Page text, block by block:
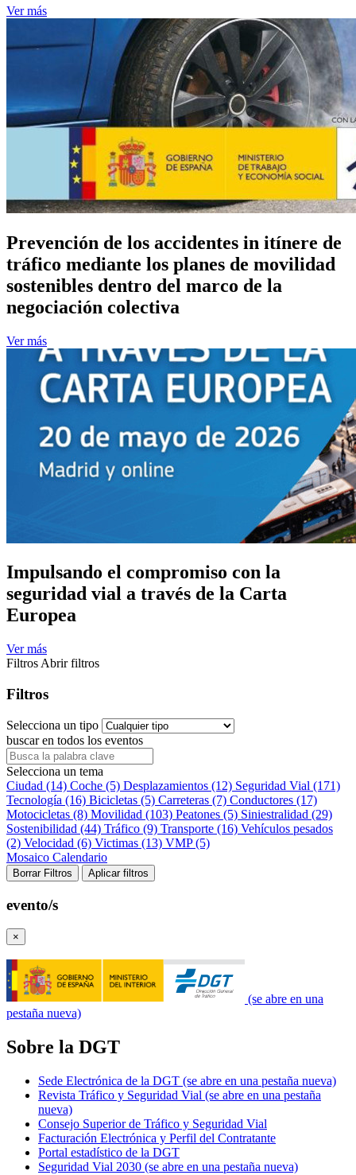
Ver más
Prevención de los accidentes in itínere de
tráfico mediante los planes de movilidad
sostenibles dentro del marco de la
negociación colectiva
Ver más
Impulsando el compromiso con la
seguridad vial a través de la Carta
Europea
Ver más
Filtros Abrir filtros
Filtros
Selecciona un tipo
buscar en todos los eventos
Selecciona un tema
Ciudad (14) Coche (5) Desplazamientos (12) Seguridad Vial (171)
Tecnología (16) Bicicletas (5) Carreteras (7) Conductores (17)
Motocicletas (8) Movilidad (103) Peatones (5) Siniestralidad (29)
Sostenibilidad (44) Tráfico (9) Transporte (16) Vehículos pesados
(2) Velocidad (6) Victimas (13) VMP (5)
Mosaico Calendario
Borrar Filtros Aplicar filtros
evento/s
×
(se abre en una
pestaña nueva)
Sobre la DGT
Sede Electrónica de la DGT (se abre en una pestaña nueva)
Revista Tráfico y Seguridad Vial (se abre en una pestaña
nueva)
Consejo Superior de Tráfico y Seguridad Vial
Facturación Electrónica y Perfil del Contratante
Portal estadístico de la DGT
Seguridad Vial 2030 (se abre en una pestaña nueva)